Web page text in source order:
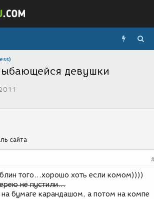
девушки
сайта
того...хорошо хоть если комом))))
не пустили...
на бумаге карандашом, а потом на компе